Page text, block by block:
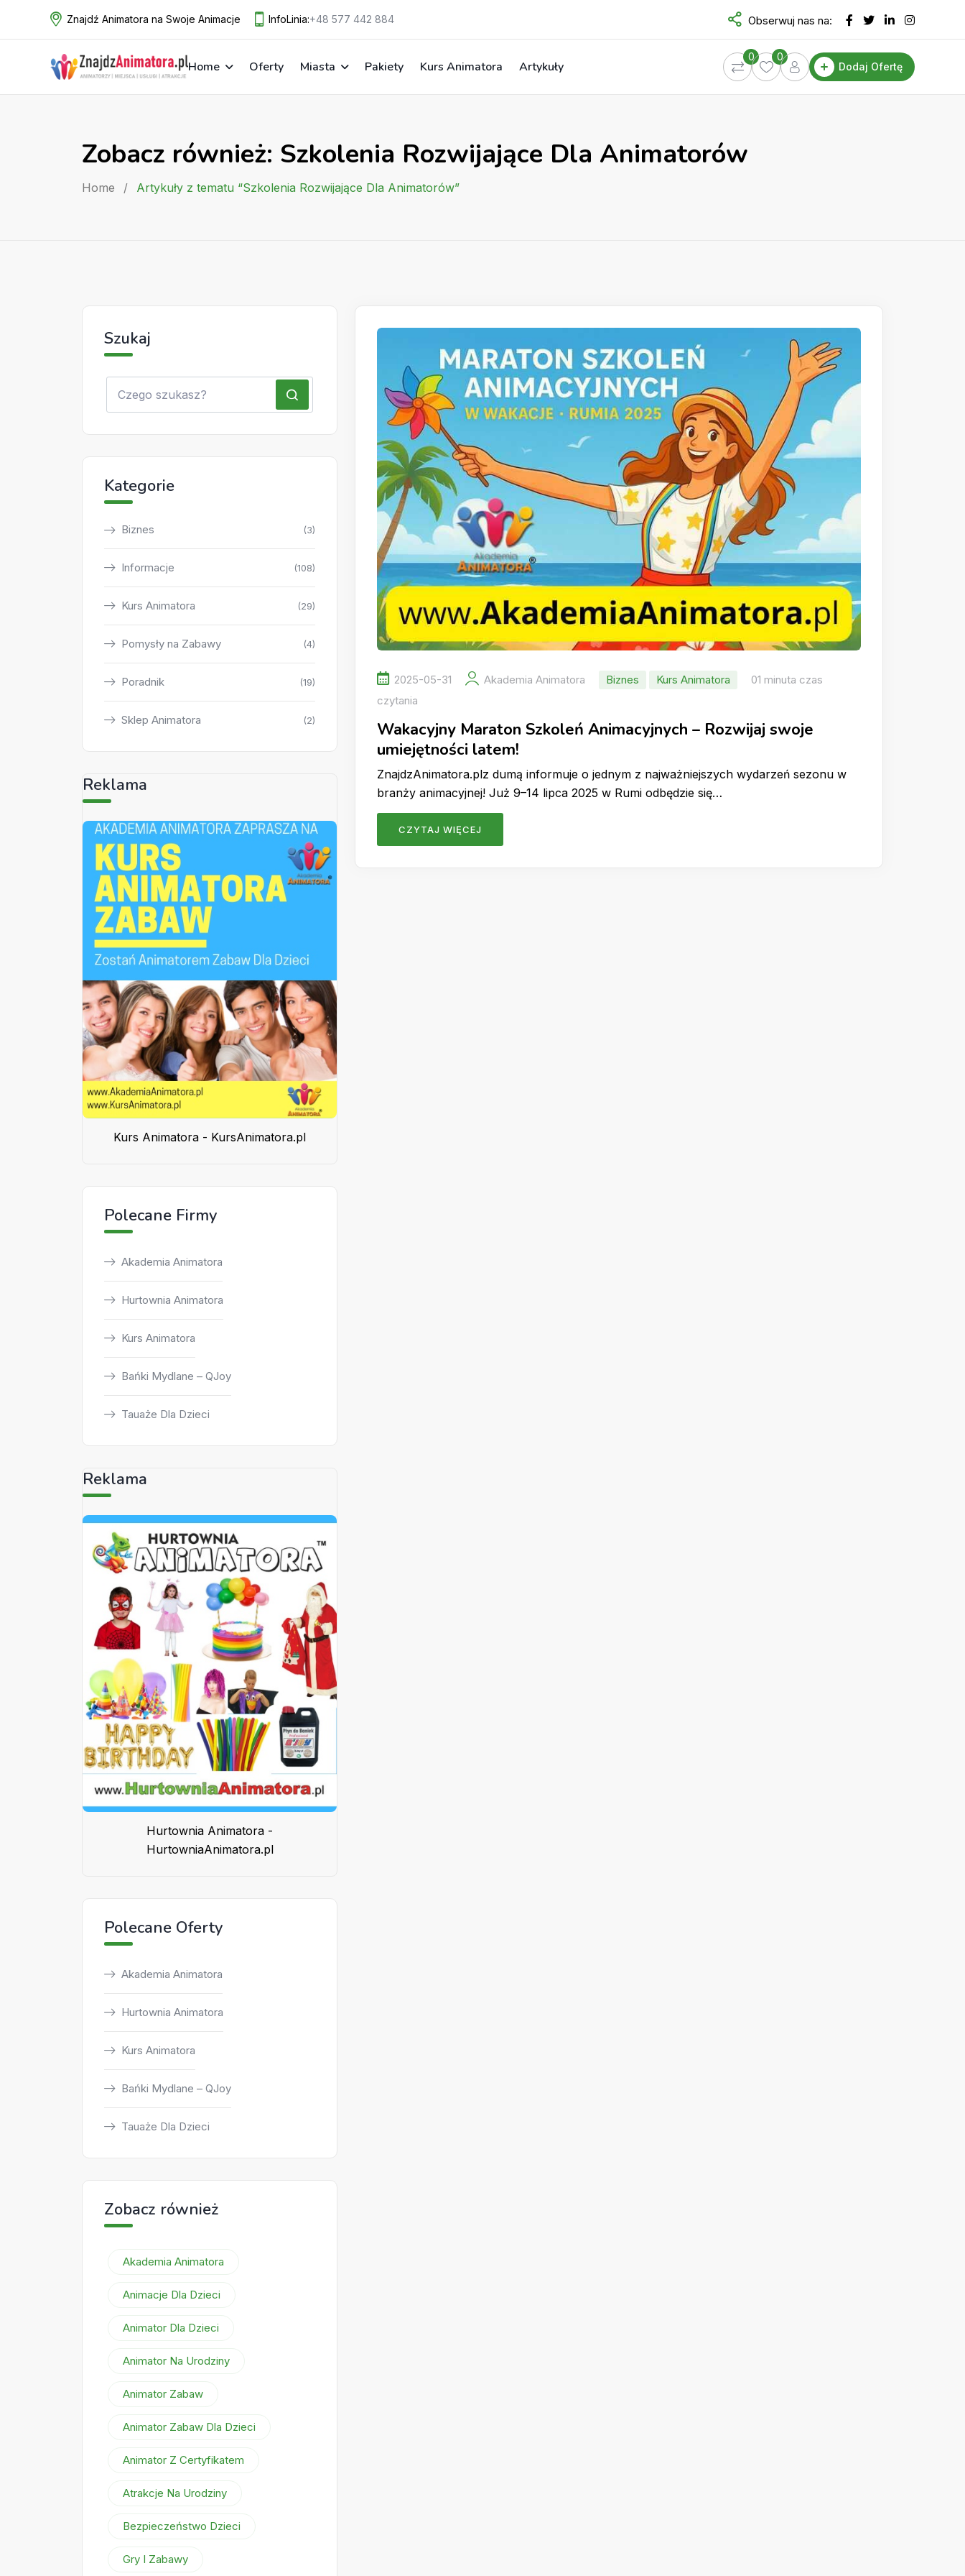
Znajdź Animatora na Swoje Animacje InfoLinia:+48 577 442 884 Obserwuj nas na:
Home Oferty Miasta Pakiety Kurs Animatora Artykuły
0
0
Dodaj Ofertę
Zobacz również: Szkolenia Rozwijające Dla Animatorów
Home / Artykuły z tematu “Szkolenia Rozwijające Dla Animatorów”
2025-05-31 Akademia Animatora Biznes Kurs Animatora
01 minuta czas
czytania
Wakacyjny Maraton Szkoleń Animacyjnych – Rozwijaj swoje
umiejętności latem!
ZnajdzAnimatora.plz dumą informuje o jednym z najważniejszych wydarzeń sezonu w
branży animacyjnej! Już 9–14 lipca 2025 w Rumi odbędzie się…
CZYTAJ WIĘCEJ
Szukaj
Kategorie
Biznes (3)
Informacje (108)
Kurs Animatora (29)
Pomysły na Zabawy (4)
Poradnik (19)
Sklep Animatora (2)
Reklama
Kurs Animatora - KursAnimatora.pl
Polecane Firmy
Akademia Animatora
Hurtownia Animatora
Kurs Animatora
Bańki Mydlane – QJoy
Tauaże Dla Dzieci
Reklama
Hurtownia Animatora -
HurtowniaAnimatora.pl
Polecane Oferty
Akademia Animatora
Hurtownia Animatora
Kurs Animatora
Bańki Mydlane – QJoy
Tauaże Dla Dzieci
Zobacz również
Akademia Animatora
Animacje Dla Dzieci
Animator Dla Dzieci
Animator Na Urodziny
Animator Zabaw
Animator Zabaw Dla Dzieci
Animator Z Certyfikatem
Atrakcje Na Urodziny
Bezpieczeństwo Dzieci
Gry I Zabawy